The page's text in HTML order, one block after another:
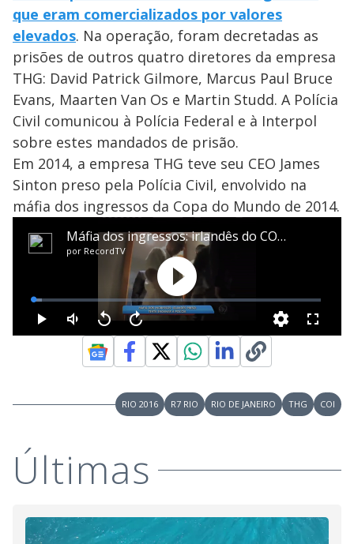
que eram comercializados por valores
elevados. Na operação, foram decretadas as
prisões de outros quatro diretores da empresa
THG: David Patrick Gilmore, Marcus Paul Bruce
Evans, Maarten Van Os e Martin Studd. A Polícia
Civil comunicou à Polícia Federal e à Interpol
sobre estes mandados de prisão.
Em 2014, a empresa THG teve seu CEO James
Sinton preso pela Polícia Civil, envolvido na
máfia dos ingressos da Copa do Mundo de 2014.
RIO 2016 R7 RIO RIO DE JANEIRO THG COI
Últimas